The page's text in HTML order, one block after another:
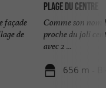
façade
de
Plage du Centre
Comme son nom
proche du joli
avec 2 ...
656 m -